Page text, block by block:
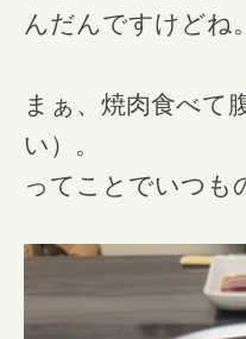
んだんですけどね。
まぁ、焼肉食べて
い）。
ってことでいつも